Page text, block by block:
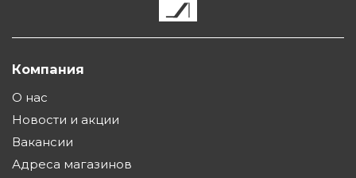
Компания
О нас
Новости и акции
Вакансии
Адреса магазинов